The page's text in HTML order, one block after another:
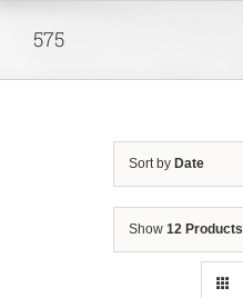
575
Sort by Date
Show 12 Products